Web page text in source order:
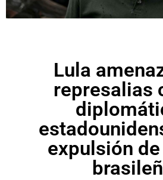
Lula
represalias
expulsión